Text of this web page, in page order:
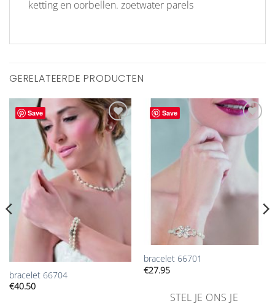
ketting en oorbellen. zoetwater parels
GERELATEERDE PRODUCTEN
Save
Aan
verlanglijst
toevoegen
bracelet 66704
€40.50
Save
verlanglijst
toevoegen
bracelet 66701
€27.95
STEL JE ONS JE